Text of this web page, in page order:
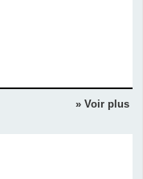
» Voir plus